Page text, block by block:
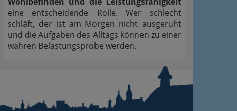
eine entscheidende Rolle. Wer schlecht
schläft, der ist am Morgen nicht ausgeruht
und die Aufgaben des Alltags können zu einer
wahren Belastungsprobe werden.